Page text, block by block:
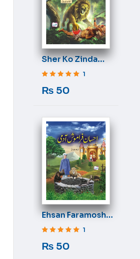
Sher Ko Zinda
Karne Wale1
₨ 50
Ehsan Faramosh
Aadmi
1
₨ 50